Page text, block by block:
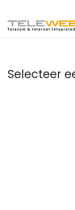
Selecteer